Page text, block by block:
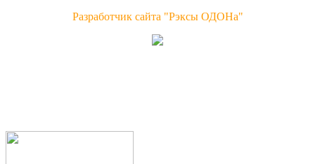
Разработчик сайта "Рэксы ОДОНа"